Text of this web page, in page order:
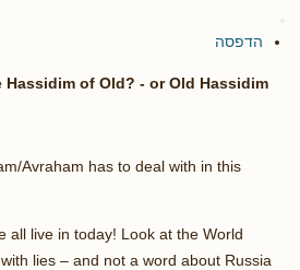
הדפסה
of Old? - or Old Hassidim?
Avraham has to deal with in this
all live in today! Look at the World
lies – and not a word about Russia